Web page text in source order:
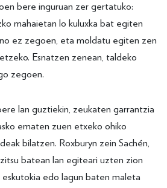
bere inguruan zer gertatuko:
mahaietan lo kuluxka bat egiten
ez zegoen, eta moldatu egiten zen
Esnatzen zenean, taldeko
zegoen.
lan guztiekin, zeukaten garrantzia
ematen zuen etxeko ohiko
bilatzen. Roxburyn zein Sachén,
batean lan egiteari uzten zion
edo lagun baten maleta